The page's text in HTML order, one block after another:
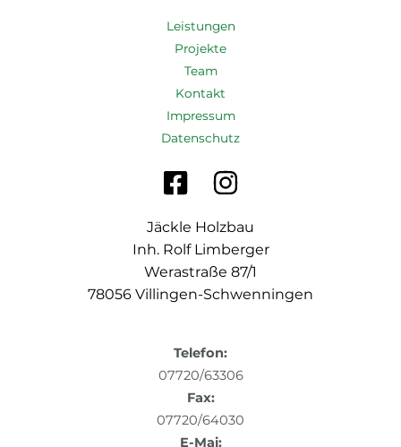
Leistungen
Projekte
Team
Kontakt
Impressum
Datenschutz
Jäckle Holzbau
Inh. Rolf Limberger
Werastraße 87/1
78056 Villingen-Schwenningen
Telefon:
07720/63306
Fax:
07720/64030
E-Mai: